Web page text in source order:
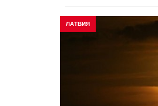
ЛАТВИЯ